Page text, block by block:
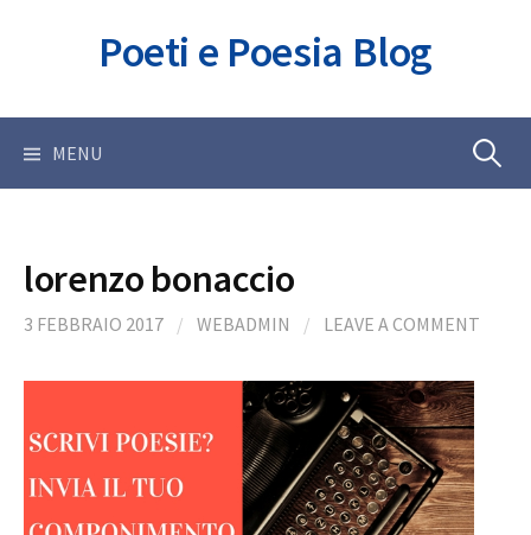
Poeti e Poesia Blog
MENU Ricerca
lorenzo bonaccio
3 FEBBRAIO 2017 / WEBADMIN / LEAVE A COMMENT